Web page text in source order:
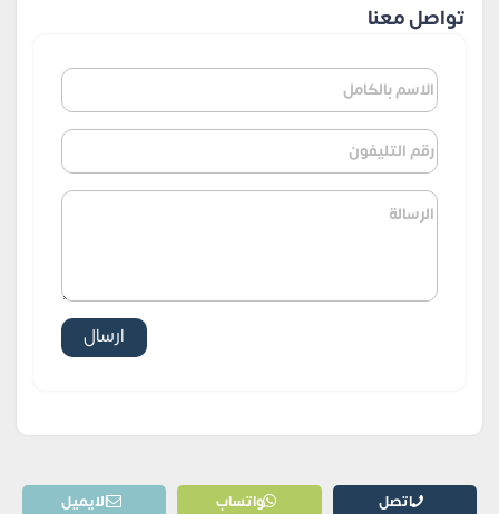
تواصل معنا
اتصل واتساب الايميل